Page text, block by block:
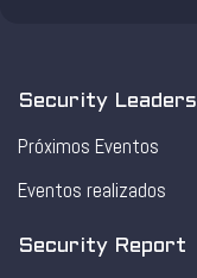
Security Leaders
Próximos Eventos
Eventos realizados
Security Report